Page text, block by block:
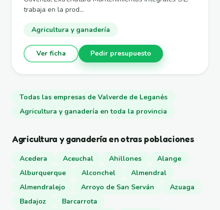
trabaja en la prod...
Agricultura y ganadería
Ver ficha Pedir presupuesto
Todas las empresas de Valverde de Leganés
Agricultura y ganadería en toda la provincia
Agricultura y ganadería en otras poblaciones
Acedera Aceuchal Ahillones
Alange
Alburquerque
Alconchel
Almendral
Almendralejo
Arroyo de San Serván
Azuaga
Badajoz
Barcarrota